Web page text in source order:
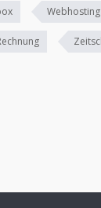
Webhosting